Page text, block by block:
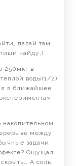
давай там
найду;)
250мкг в
воды(1/2).
в ближайшее
накопительном
между
задачи.
Ощущал
А соль